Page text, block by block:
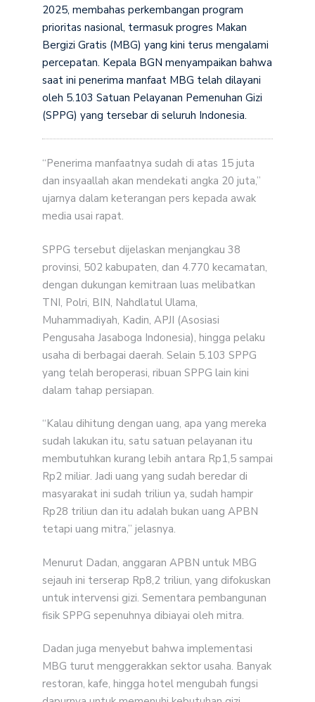
2025, membahas perkembangan program
prioritas nasional, termasuk progres Makan
Bergizi Gratis (MBG) yang kini terus mengalami
percepatan. Kepala BGN menyampaikan bahwa
saat ini penerima manfaat MBG telah dilayani
oleh 5.103 Satuan Pelayanan Pemenuhan Gizi
(SPPG) yang tersebar di seluruh Indonesia.
“Penerima manfaatnya sudah di atas 15 juta
dan insyaallah akan mendekati angka 20 juta,”
ujarnya dalam keterangan pers kepada awak
media usai rapat.
SPPG tersebut dijelaskan menjangkau 38
provinsi, 502 kabupaten, dan 4.770 kecamatan,
dengan dukungan kemitraan luas melibatkan
TNI, Polri, BIN, Nahdlatul Ulama,
Muhammadiyah, Kadin, APJI (Asosiasi
Pengusaha Jasaboga Indonesia), hingga pelaku
usaha di berbagai daerah. Selain 5.103 SPPG
yang telah beroperasi, ribuan SPPG lain kini
dalam tahap persiapan.
“Kalau dihitung dengan uang, apa yang mereka
sudah lakukan itu, satu satuan pelayanan itu
membutuhkan kurang lebih antara Rp1,5 sampai
Rp2 miliar. Jadi uang yang sudah beredar di
masyarakat ini sudah triliun ya, sudah hampir
Rp28 triliun dan itu adalah bukan uang APBN
tetapi uang mitra,” jelasnya.
Menurut Dadan, anggaran APBN untuk MBG
sejauh ini terserap Rp8,2 triliun, yang difokuskan
untuk intervensi gizi. Sementara pembangunan
fisik SPPG sepenuhnya dibiayai oleh mitra.
Dadan juga menyebut bahwa implementasi
MBG turut menggerakkan sektor usaha. Banyak
restoran, kafe, hingga hotel mengubah fungsi